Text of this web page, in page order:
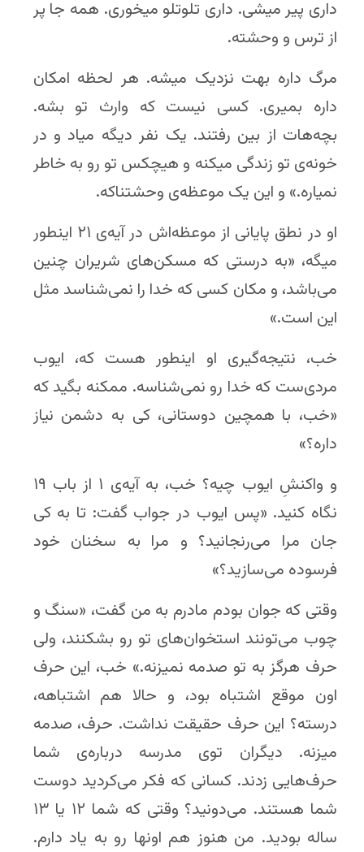
داری پیر میشی. داری تلو‌تلو میخوری. همه جا پر
از ترس و وحشته.
مرگ داره بهت نزدیک میشه. هر لحظه امکان
داره بمیری. کسی نیست که وارث تو بشه.
بچه‌هات از بین رفتند. یک نفر دیگه میاد و در
خونه‌ی تو زندگی میکنه و هیچکس تو رو به خاطر
نمیاره.» و این یک موعظه‌ی وحشتناکه.
او در نطق پایانی از موعظه‌اش در آیه‌ی ۲۱ اینطور
میگه، «به درستی که مسکن‌های شریران چنین
می‌باشد، و مکان کسی که خدا را نمی‌شناسد مثل
این است.»
خب، نتیجه‌گیری او اینطور هست که، ایوب
مردی‌ست که خدا رو نمی‌شناسه. ممکنه بگید که
«خب، با همچین دوستانی، کی به دشمن نیاز
داره؟»
و واکنشِ ایوب چیه؟ خب، به آیه‌ی ۱ از باب ۱۹
نگاه کنید. «پس ایوب در جواب گفت: تا به کی
جان مرا می‌رنجانید؟ و مرا به سخنان خود
فرسوده می‌سازید؟»
وقتی که جوان بودم مادرم به من گفت، «سنگ و
چوب می‌تونند استخوان‌های تو رو بشکنند، ولی
حرف هرگز به تو صدمه نمیزنه.» خب، این حرف
اون موقع اشتباه بود، و حالا هم اشتباهه،
درسته؟ این حرف حقیقت نداشت. حرف، صدمه
میزنه. دیگران توی مدرسه درباره‌ی شما
حرف‌هایی زدند. کسانی که فکر می‌کردید دوست
شما هستند. می‌دونید؟ وقتی که شما ۱۲ یا ۱۳
ساله بودید. من هنوز هم اونها رو به یاد دارم.